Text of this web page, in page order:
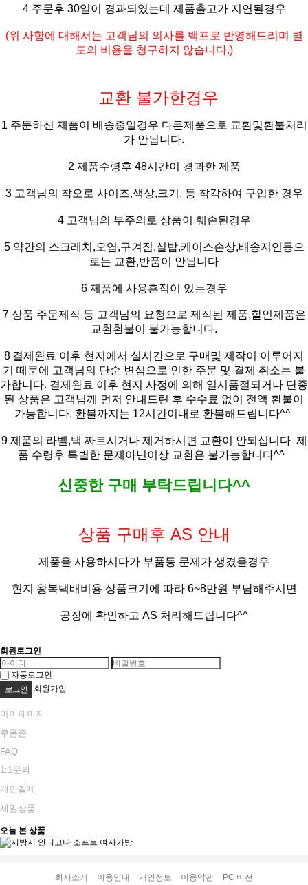
4 주문후 30일이 경과되였는데 제품출고가 지연될경우
(위 사항에 대해서는 고객님의 의사를 백프로 반영해드리며 별
도의 비용을 청구하지 않습니다.)
교환 불가한경우
1 주문하신 제품이 배송중일경우 다른제품으로 교환및환불처리
가 안됩니다.
2 제품수령후 48시간이 경과한 제품
3 고객님의 착오로 사이즈,색상,크기, 등 착각하여 구입한 경우
4 고객님의 부주의로 상품이 훼손된경우
5 약간의 스크레치,오염,구겨짐,실밥,케이스손상,배송지연등으
로는 교환,반품이 안됩니다
6 제품에 사용흔적이 있는경우
7 상품 주문제작 등 고객님의 요청으로 제작된 제품,할인제품은
교환환불이 불가능합니다.
8 결제완료 이후 현지에서 실시간으로 구매및 제작이 이루어지
기 떼문에 고객님의 단순 변심으로 인한 주문 및 결제 취소는 불
가합니다. 결제완료 이후 현지 사정에 의해 일시품절되거나 단종
된 상품은 고객님께 먼저 안내드린 후 수수료 없이 전액 환불이
가능합니다. 환불까지는 12시간이내로 환불해드립니다^^
9 제품의 라벨,택 짜르시거나 제거하시면 교환이 안되십니다 제
품 수령후 특별한 문제아닌이상 교환은 불가능합니다^^
신중한 구매 부탁드립니다^^
상품 구매후 AS 안내
제품을 사용하시다가 부품등 문제가 생겼을경우
현지 왕복택배비용 상품크기에 따라 6~8만원 부담해주시면
공장에 확인하고 AS 처리해드립니다^^
회원로그인
자동로그인
회원가입
마이페이지
쿠폰존
FAQ
1:1문의
개인결제
세일상품
오늘 본 상품
회사소개 이용안내 개인정보 이용약관 PC 버전